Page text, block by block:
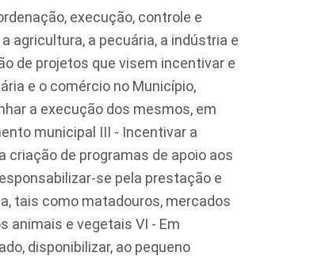
execução, controle e
agricultura, a pecuária, a indústria e
de projetos que visem incentivar e
e o comércio no Município,
a execução dos mesmos, em
municipal III - Incentivar a
criação de programas de apoio aos
se pela prestação e
tais como matadouros, mercados
animais e vegetais VI - Em
disponibilizar, ao pequeno